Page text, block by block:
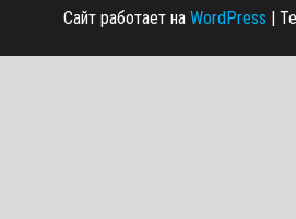
Сайт работает на WordPress